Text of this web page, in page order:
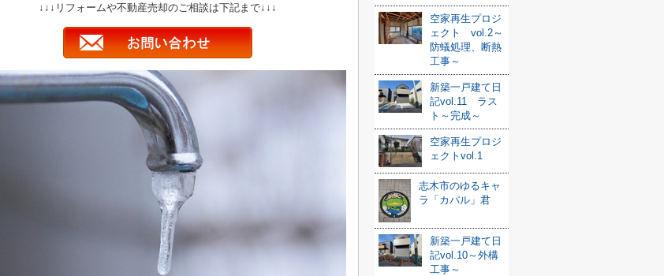
↓↓↓リフォームや不動産売却のご相談は下記まで↓↓↓
空家再生プロジ
ェクト vol.2～
防蟻処理、断熱
工事～
新築一戸建て日
記vol.11 ラス
ト～完成～
空家再生プロジ
ェクトvol.1
志木市のゆるキャ
ラ「カパル」君
新築一戸建て日
記vol.10～外構
工事～